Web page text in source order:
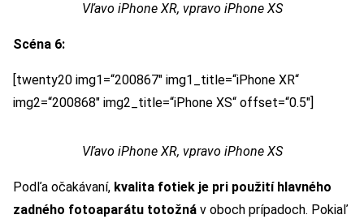
Vľavo iPhone XR, vpravo iPhone XS
Scéna 6:
[twenty20 img1=“200867″ img1_title=“iPhone XR“
img2=“200868″ img2_title=“iPhone XS“ offset=“0.5″]
Vľavo iPhone XR, vpravo iPhone XS
Podľa očakávaní, kvalita fotiek je pri použití hlavného
zadného fotoaparátu totožná v oboch prípadoch. Pokiaľ